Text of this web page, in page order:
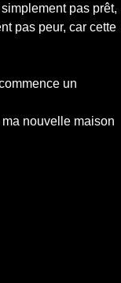
pas prêt,
pas peur, car cette
un
nouvelle maison